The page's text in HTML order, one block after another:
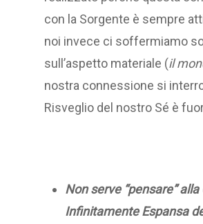
con la Sorgente è sempre
noi invece ci soffermiamo
sull’aspetto materiale (il
nostra connessione si
Risveglio del nostro Sé è
Non serve “pensare”
Infinitamente Espansa